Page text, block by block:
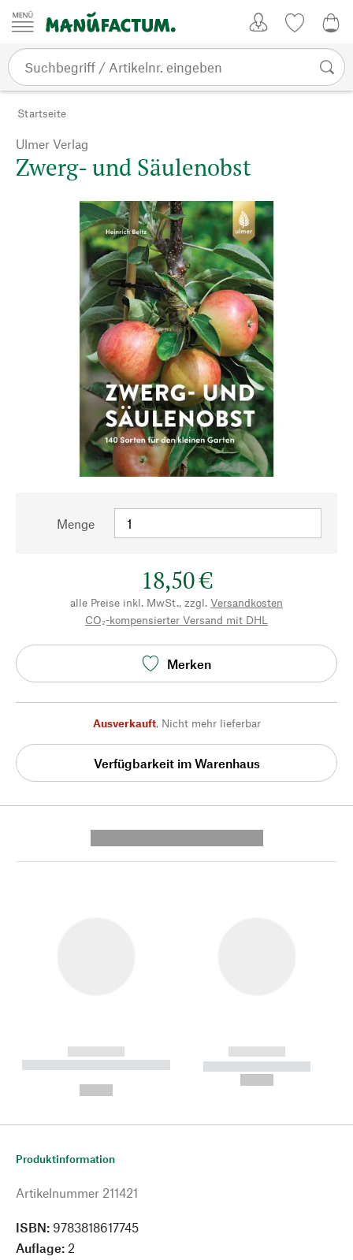
Zum Inhalt springen
Startseite
Ulmer Verlag
Zwerg- und Säulenobst
Menge
18,50 €
alle Preise inkl. MwSt., zzgl. Versandkosten
CO₂-kompensierter Versand mit DHL
Merken
Ausverkauft, Nicht mehr lieferbar
Verfügbarkeit im Warenhaus
------------
----------- ----------- --------
------------
----------- -----------
Produktinformation
Artikelnummer 211421
ISBN: 9783818617745
Auflage: 2